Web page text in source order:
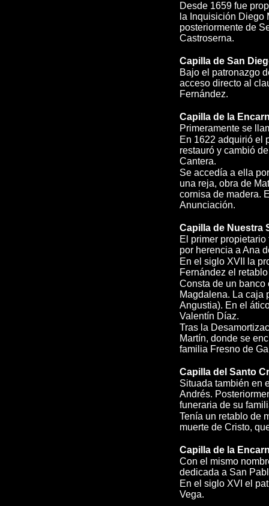
Desde 1659 fue
la Inquisición Diego
posteriormente de
Castroserna.
Capilla de San
Bajo el patronazgo
acceso directo al
Fernández.
Capilla de la
Primeramente se
En 1622 adquirió el
restauró y cambió
Cantera.
Se accedía a ella
una reja, obra de
cornisa de madera.
Anunciación.
Capilla de Nuestra
El primer
por herencia a Ana
En el siglo XVII la
Fernández el
Consta de un banco
Magdalena. La caja
Angustia). En el
Valentín Díaz.
Tras la
Martín, donde se
familia Fresno de
Capilla del Santo
Situada también en
Andrés.
funeraria de su
Tenía un retablo de
muerte de Cristo,
Capilla de la
Con el mismo
dedicada a San
En el siglo XVI el
Vega.